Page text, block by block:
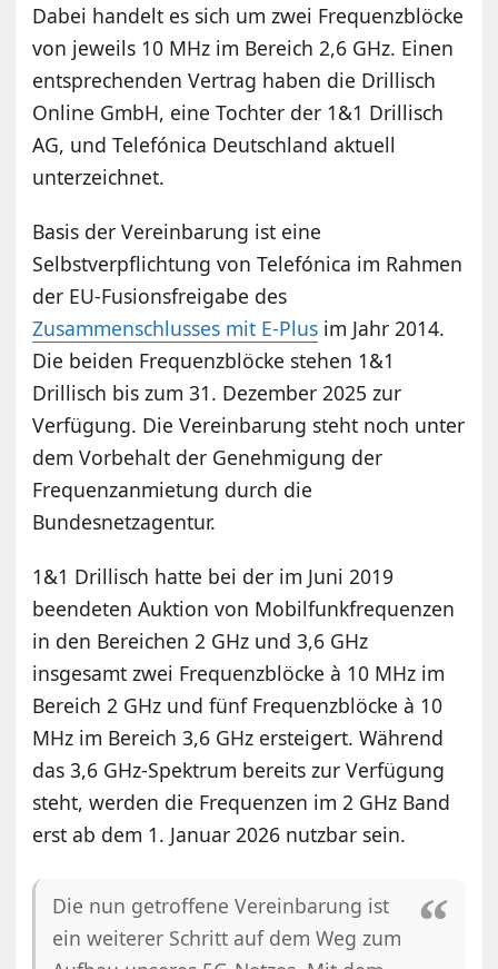
Dabei handelt es sich um zwei Frequenzblöcke
von jeweils 10 MHz im Bereich 2,6 GHz. Einen
entsprechenden Vertrag haben die Drillisch
Online GmbH, eine Tochter der 1&1 Drillisch
AG, und Telefónica Deutschland aktuell
unterzeichnet.
Basis der Vereinbarung ist eine
Selbstverpflichtung von Telefónica im Rahmen
der EU-Fusionsfreigabe des
Zusammenschlusses mit E-Plus im Jahr 2014.
Die beiden Frequenzblöcke stehen 1&1
Drillisch bis zum 31. Dezember 2025 zur
Verfügung. Die Vereinbarung steht noch unter
dem Vorbehalt der Genehmigung der
Frequenzanmietung durch die
Bundesnetzagentur.
1&1 Drillisch hatte bei der im Juni 2019
beendeten Auktion von Mobilfunkfrequenzen
in den Bereichen 2 GHz und 3,6 GHz
insgesamt zwei Frequenzblöcke à 10 MHz im
Bereich 2 GHz und fünf Frequenzblöcke à 10
MHz im Bereich 3,6 GHz ersteigert. Während
das 3,6 GHz-Spektrum bereits zur Verfügung
steht, werden die Frequenzen im 2 GHz Band
erst ab dem 1. Januar 2026 nutzbar sein.
Die nun getroffene Vereinbarung ist
ein weiterer Schritt auf dem Weg zum